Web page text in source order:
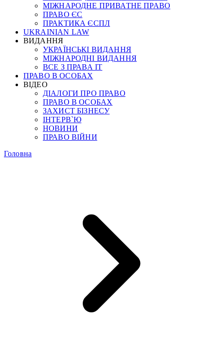
МІЖНАРОДНЕ ПРИВАТНЕ ПРАВО
ПРАВО ЄС
ПРАКТИКА ЄСПЛ
UKRAINIAN LAW
ВИДАННЯ
УКРАЇНСЬКІ ВИДАННЯ
МІЖНАРОДНІ ВИДАННЯ
ВСЕ З ПРАВА ІТ
ПРАВО В ОСОБАХ
ВІДЕО
ДІАЛОГИ ПРО ПРАВО
ПРАВО В ОСОБАХ
ЗАХИСТ БІЗНЕСУ
ІНТЕРВ`Ю
НОВИНИ
ПРАВО ВІЙНИ
Головна